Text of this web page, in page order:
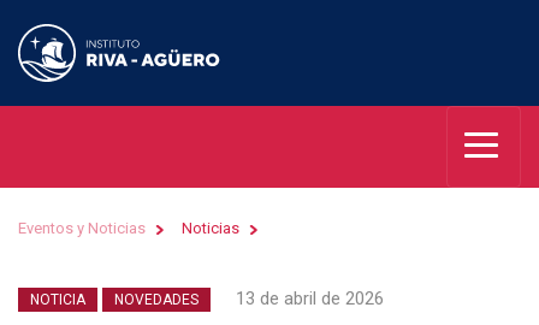
Eventos y Noticias Noticias
NOTICIA NOVEDADES 13 de abril de 2026